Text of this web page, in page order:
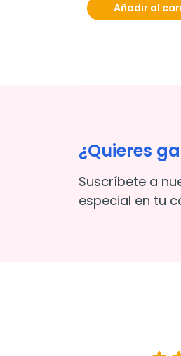
Añadir al
¿Quieres
Suscríbete a
especial en tu